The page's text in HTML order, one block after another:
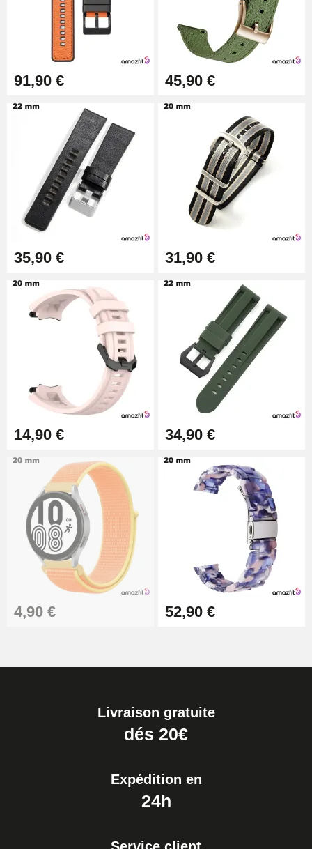
Pince à Poinçonner (pince trou)
57,42 €
Pince Trou pour Bracelet de
Kit Horlogerie Débutant
26,90 €
Boîte Pompe Bracelet Montre -
Diamètre 1,50 mm - 8 à 25 mm
Montre - Diamètre 1,80 mm - 8 à
25 mm
19,90 €
Extracteur de Bracelet de
Montre Facile
17,90 €
91,90 € 45,90 €
35,90 € 31,90 €
14,90 € 34,90 €
4,90 € 52,90 €
Livraison gratuite
dés 20€
Expédition en
24h